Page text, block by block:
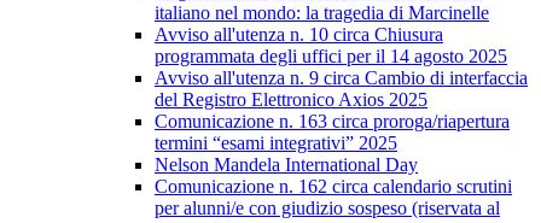
italiano nel mondo: la tragedia di Marcinelle
Avviso all'utenza n. 10 circa Chiusura
programmata degli uffici per il 14 agosto 2025
Avviso all'utenza n. 9 circa Cambio di interfaccia
del Registro Elettronico Axios 2025
Comunicazione n. 163 circa proroga/riapertura
termini “esami integrativi” 2025
Nelson Mandela International Day
Comunicazione n. 162 circa calendario scrutini
per alunni/e con giudizio sospeso (riservata al